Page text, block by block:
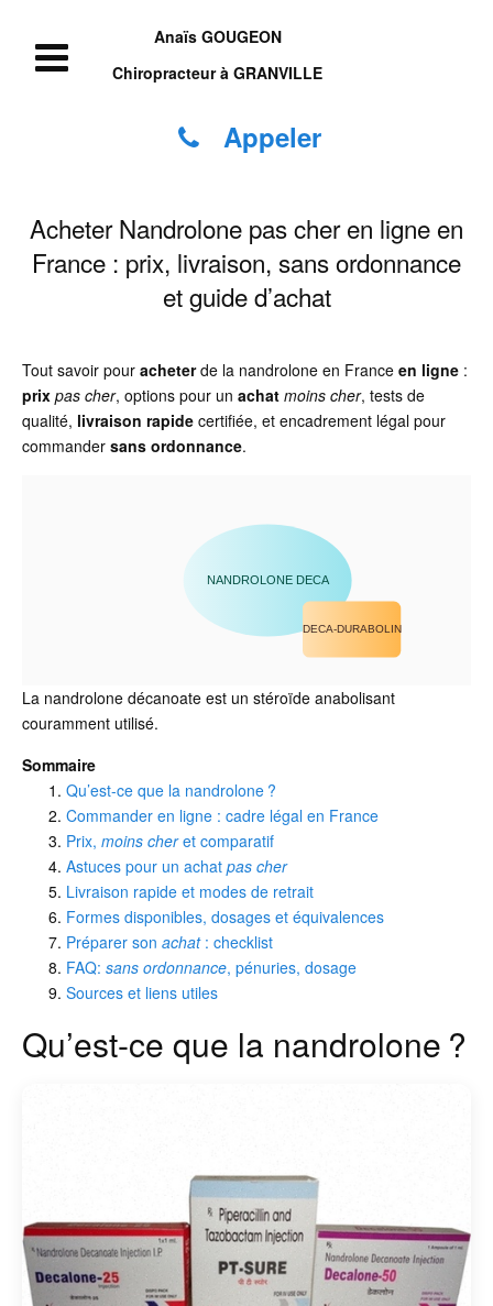
Anaïs GOUGEON
Chiropracteur à GRANVILLE
Appeler
Acheter Nandrolone pas cher en ligne en
France : prix, livraison, sans ordonnance
et guide d’achat
Tout savoir pour acheterde la nandrolone en France en ligne :
prix pas cher, options pour un achat moins cher, tests de
qualité, livraison rapide certifiée, et encadrement légal pour
commander sans ordonnance.
NANDROLONE DECA
DECA-DURABOLIN
La nandrolone décanoate est un stéroïde anabolisant
couramment utilisé.
Sommaire
Qu’est-ce que la nandrolone ?
Commander en ligne : cadre légal en France
Prix, moins cheret comparatif
Astuces pour un achat pas cher
Livraison rapide et modes de retrait
Formes disponibles, dosages et équivalences
Préparer son achat: checklist
FAQ: sans ordonnance, pénuries, dosage
Sources et liens utiles
Qu’est-ce que la nandrolone ?